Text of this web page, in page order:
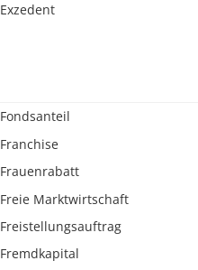
Exzedent
Fondsanteil
Franchise
Frauenrabatt
Freie Marktwirtschaft
Freistellungsauftrag
Fremdkapital